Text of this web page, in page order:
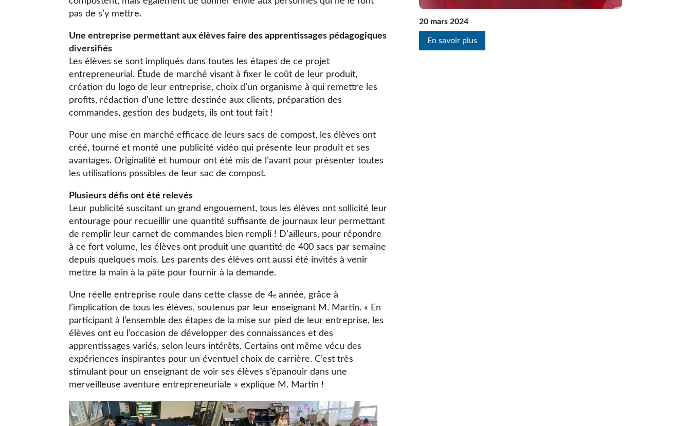
pas de s’y mettre.
Une entreprise permettant aux élèves faire des apprentissages pédagogiques
diversifiés
Les élèves se sont impliqués dans toutes les étapes de ce projet
entrepreneurial. Étude de marché visant à fixer le coût de leur produit,
création du logo de leur entreprise, choix d’un organisme à qui remettre les
profits, rédaction d’une lettre destinée aux clients, préparation des
commandes, gestion des budgets, ils ont tout fait !
Pour une mise en marché efficace de leurs sacs de compost, les élèves ont
créé, tourné et monté une publicité vidéo qui présente leur produit et ses
avantages. Originalité et humour ont été mis de l’avant pour présenter toutes
les utilisations possibles de leur sac de compost.
Plusieurs défis ont été relevés
Leur publicité suscitant un grand engouement, tous les élèves ont sollicité leur
entourage pour recueillir une quantité suffisante de journaux leur permettant
de remplir leur carnet de commandes bien rempli ! D’ailleurs, pour répondre
à ce fort volume, les élèves ont produit une quantité de 400 sacs par semaine
depuis quelques mois. Les parents des élèves ont aussi été invités à venir
mettre la main à la pâte pour fournir à la demande.
Une réelle entreprise roule dans cette classe de 4e année, grâce à
l’implication de tous les élèves, soutenus par leur enseignant M. Martin. « En
participant à l’ensemble des étapes de la mise sur pied de leur entreprise, les
élèves ont eu l’occasion de développer des connaissances et des
apprentissages variés, selon leurs intérêts. Certains ont même vécu des
expériences inspirantes pour un éventuel choix de carrière. C’est très
stimulant pour un enseignant de voir ses élèves s’épanouir dans une
merveilleuse aventure entrepreneuriale » explique M. Martin !
20 mars 2024
En savoir plus